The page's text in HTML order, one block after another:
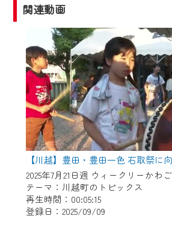
関連動画
【川越】豊田・豊田一色 石取祭に
2025年7月21日週 ウィークリーかわ
テーマ：川越町のトピックス
再生時間：00:05:15
登録日：2025/09/09
2024年9月24日からはご加入
ビス向上のため、
『CCNet Web TV』を利用
一部コンテンツを除き、
CCNetサービスへの加入と
ページ※』へのログインが必
す。
何卒、ご理解ご了承の程よ
いたします。
※マイページへのログインに
要となります。
※MyIDとは、CCNet Web TV
各種サービスをご利用頂くた